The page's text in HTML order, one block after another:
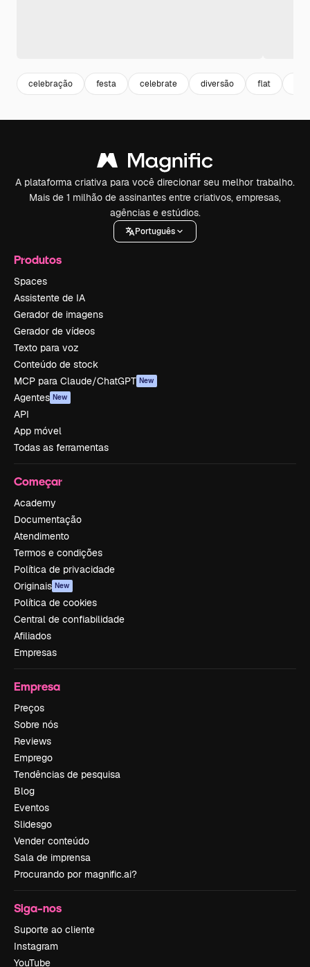
celebração festa celebrate diversão flat
A plataforma criativa para você direcionar seu melhor trabalho.
Mais de 1 milhão de assinantes entre criativos, empresas,
agências e estúdios.
Português
Produtos
Spaces
Assistente de IA
Gerador de imagens
Gerador de vídeos
Texto para voz
Conteúdo de stock
MCP para Claude/ChatGPT New
Agentes New
API
App móvel
Todas as ferramentas
Começar
Academy
Documentação
Atendimento
Termos e condições
Política de privacidade
Originais New
Política de cookies
Central de confiabilidade
Afiliados
Empresas
Empresa
Preços
Sobre nós
Reviews
Emprego
Tendências de pesquisa
Blog
Eventos
Slidesgo
Vender conteúdo
Sala de imprensa
Procurando por magnific.ai?
Siga-nos
Suporte ao cliente
Instagram
YouTube